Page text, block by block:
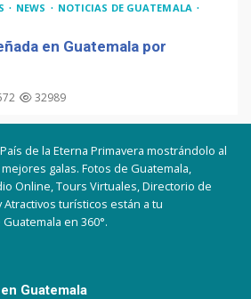
NEWS
NOTICIAS DE GUATEMALA
en Guatemala por
32989
de la Eterna Primavera mostrándolo al
galas. Fotos de Guatemala,
Online, Tours Virtuales, Directorio de
turísticos están a tu
en 360°.
Guatemala